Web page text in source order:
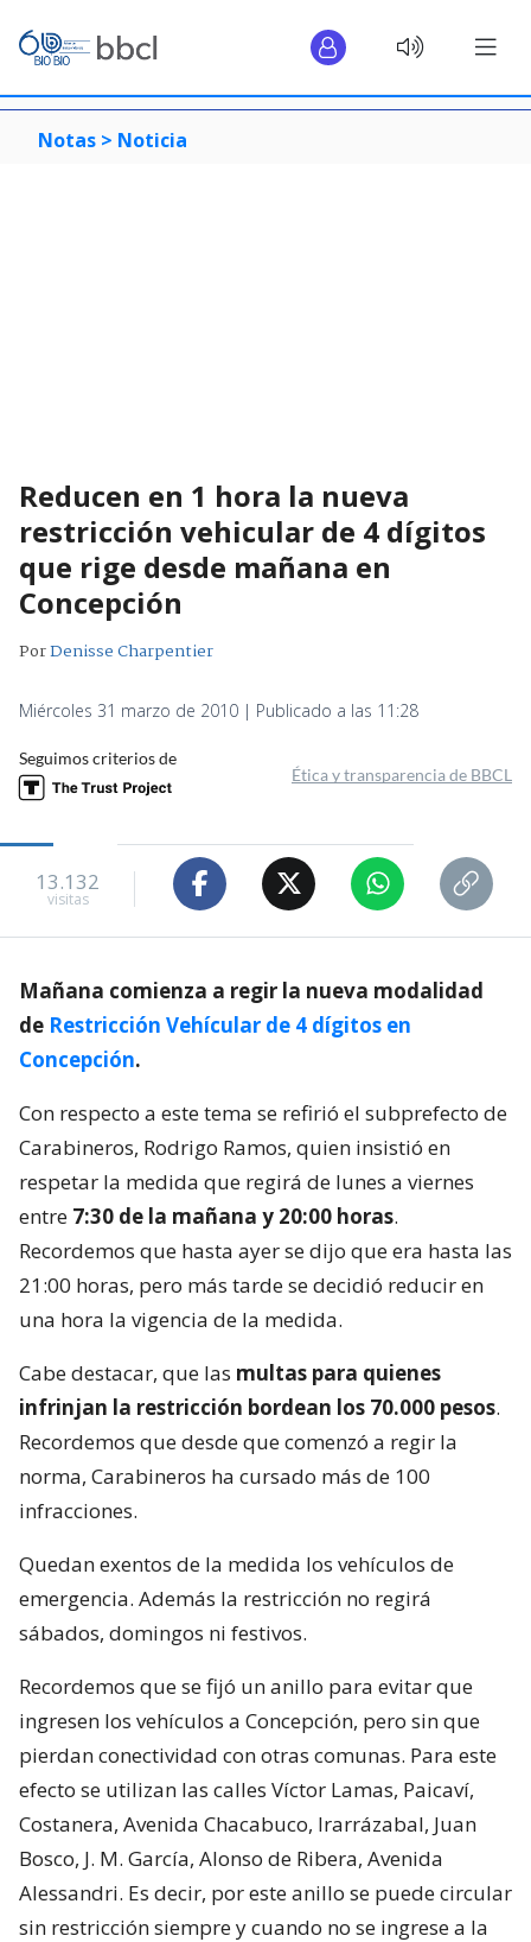
Notas > Noticia
Reducen en 1 hora la nueva
restricción vehicular de 4 dígitos
que rige desde mañana en
Concepción
PorDenisse Charpentier
Miércoles 31 marzo de 2010 | Publicado a las 11:28
Seguimos criterios de
Ética y transparencia de BBCL
13.132
visitas
Mañana comienza a regir la nueva modalidad
de Restricción Vehícular de 4 dígitos en
Concepción.
Con respecto a este tema se refirió el subprefecto de
Carabineros, Rodrigo Ramos, quien insistió en
respetar la medida que regirá de lunes a viernes
entre 7:30 de la mañana y 20:00 horas.
Recordemos que hasta ayer se dijo que era hasta las
21:00 horas, pero más tarde se decidió reducir en
una hora la vigencia de la medida.
Cabe destacar, que las multas para quienes
infrinjan la restricción bordean los 70.000 pesos.
Recordemos que desde que comenzó a regir la
norma, Carabineros ha cursado más de 100
infracciones.
Quedan exentos de la medida los vehículos de
emergencia. Además la restricción no regirá
sábados, domingos ni festivos.
Recordemos que se fijó un anillo para evitar que
ingresen los vehículos a Concepción, pero sin que
pierdan conectividad con otras comunas. Para este
efecto se utilizan las calles Víctor Lamas, Paicaví,
Costanera, Avenida Chacabuco, Irarrázabal, Juan
Bosco, J. M. García, Alonso de Ribera, Avenida
Alessandri. Es decir, por este anillo se puede circular
sin restricción siempre y cuando no se ingrese a la